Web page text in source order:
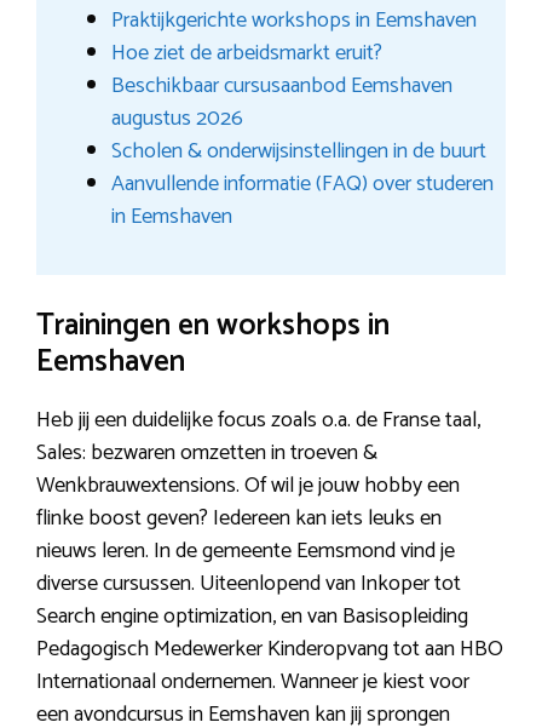
Praktijkgerichte workshops in Eemshaven
Hoe ziet de arbeidsmarkt eruit?
Beschikbaar cursusaanbod Eemshaven
augustus 2026
Scholen & onderwijsinstellingen in de buurt
Aanvullende informatie (FAQ) over studeren
in Eemshaven
Trainingen en workshops in
Eemshaven
Heb jij een duidelijke focus zoals o.a. de Franse taal,
Sales: bezwaren omzetten in troeven &
Wenkbrauwextensions. Of wil je jouw hobby een
flinke boost geven? Iedereen kan iets leuks en
nieuws leren. In de gemeente Eemsmond vind je
diverse cursussen. Uiteenlopend van Inkoper tot
Search engine optimization, en van Basisopleiding
Pedagogisch Medewerker Kinderopvang tot aan HBO
Internationaal ondernemen. Wanneer je kiest voor
een avondcursus in Eemshaven kan jij sprongen